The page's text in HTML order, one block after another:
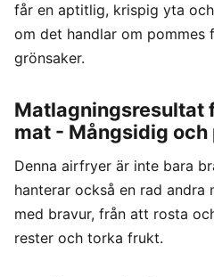
får en aptitlig, krispig yta
om det handlar om pommes
grönsaker.
Matlagningsresultat
mat - Mångsidig
Denna airfryer är inte bara
hanterar också en rad andra
med bravur, från att rosta
rester och torka frukt.